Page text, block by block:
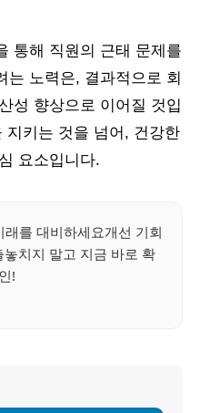
통해 직원의 근태 문제를
는 노력은, 결과적으로 회
성 향상으로 이어질 것입
지키는 것을 넘어, 건강한
요소입니다.
래를 대비하세요개선 기회
치지 말고 지금 바로 확
인!